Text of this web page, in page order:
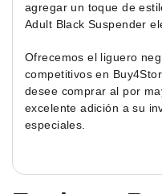
agregar un toque de
Adult Black Suspender
Ofrecemos el liguero
competitivos en
desee comprar al por
excelente adición a su
especiales.